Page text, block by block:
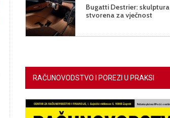
Bugatti Destrier: skulptura
stvorena za vječnost
RAČUNOVODSTVO I POREZI U PRAKSI